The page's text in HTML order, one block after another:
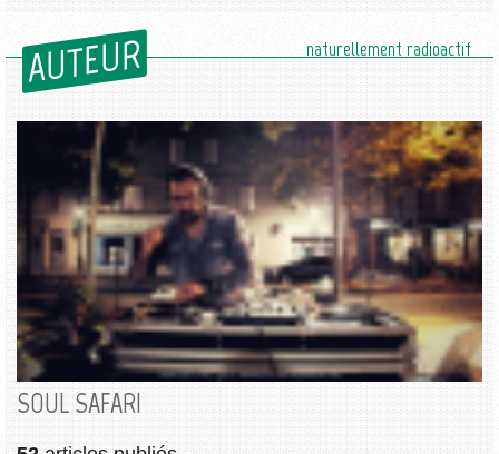
AUTEUR naturellement radioactif
SOUL SAFARI